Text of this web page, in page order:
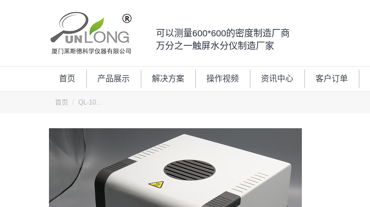
可以测量600*600的密度制造厂商
万分之一触屏水分仪制造厂家
首页 产品展示 解决方案 操作视频 资讯中心 客户订单
您的位置：
首页 QL-10…